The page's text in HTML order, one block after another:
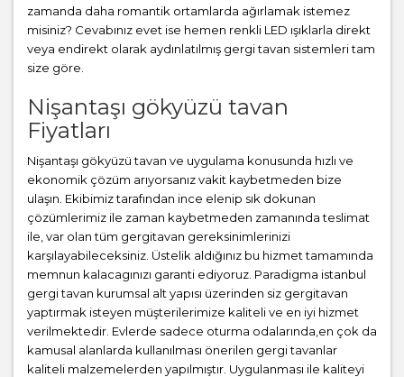
zamanda daha romantik ortamlarda ağırlamak istemez
misiniz? Cevabınız evet ise hemen renkli LED ışıklarla direkt
veya endirekt olarak aydınlatılmış gergi tavan sistemleri tam
size göre.
Nişantaşı gökyüzü tavan
Fiyatları
Nişantaşı gökyüzü tavan ve uygulama konusunda hızlı ve
ekonomik çözüm arıyorsanız vakit kaybetmeden bize
ulaşın. Ekibimiz tarafından ince elenip sık dokunan
çözümlerimiz ile zaman kaybetmeden zamanında teslimat
ile, var olan tüm gergitavan gereksinimlerinizi
karşılayabileceksiniz. Üstelik aldığınız bu hizmet tamamında
memnun kalacagınızı garanti ediyoruz. Paradigma istanbul
gergi tavan kurumsal alt yapısı üzerinden siz gergitavan
yaptırmak isteyen müşterilerimize kaliteli ve en iyi hizmet
verilmektedir. Evlerde sadece oturma odalarında,en çok da
kamusal alanlarda kullanılması önerilen gergi tavanlar
kaliteli malzemelerden yapılmıştır. Uygulanması ile kaliteyi